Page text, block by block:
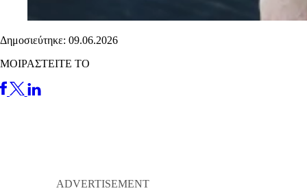
Δημοσιεύτηκε: 09.06.2026
ΜΟΙΡΑΣΤΕΙΤΕ ΤΟ